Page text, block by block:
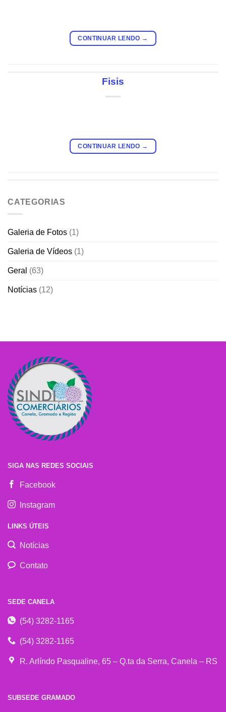
CONTINUAR LENDO →
Fisis
CONTINUAR LENDO →
CATEGORIAS
Galeria de Fotos (1)
Galeria de Vídeos (1)
Geral (63)
Notícias (12)
SIGA NAS REDES SOCIAIS
Facebook
Instagram
LINKS ÚTEIS
Notícias
Contato
SEDE CANELA
(54) 3282-1165
(54) 3282-1165
R. Arlíndo Pasqualine, 65 – Q.ta da Serra, Canela – RS
SUBSEDE GRAMADO